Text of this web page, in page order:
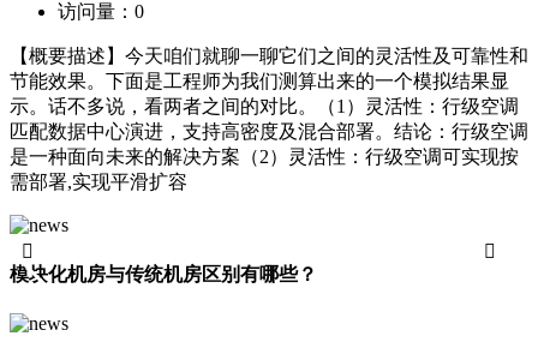
访问量： 0
【概要描述】 今天咱们就聊一聊它们之间的灵活性及可靠性和
节能效果。下面是工程师为我们测算出来的一个模拟结果显
示。话不多说，看两者之间的对比。（1）灵活性：行级空调
匹配数据中心演进，支持高密度及混合部署。结论：行级空调
是一种面向未来的解决方案（2）灵活性：行级空调可实现按
需部署,实现平滑扩容
模块化机房与传统机房区别有哪些？

